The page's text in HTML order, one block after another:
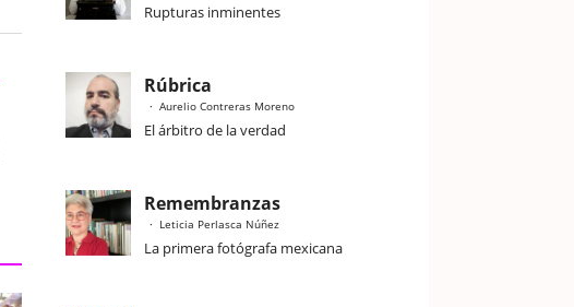
Rupturas inminentes
Rúbrica
Aurelio Contreras Moreno
El árbitro de la verdad
Remembranzas
Leticia Perlasca Núñez
La primera fotógrafa mexicana